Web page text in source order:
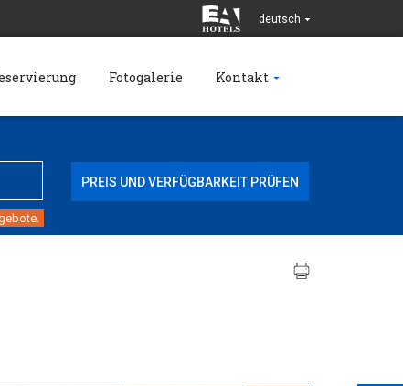
deutsch
Fotogalerie Kontakt